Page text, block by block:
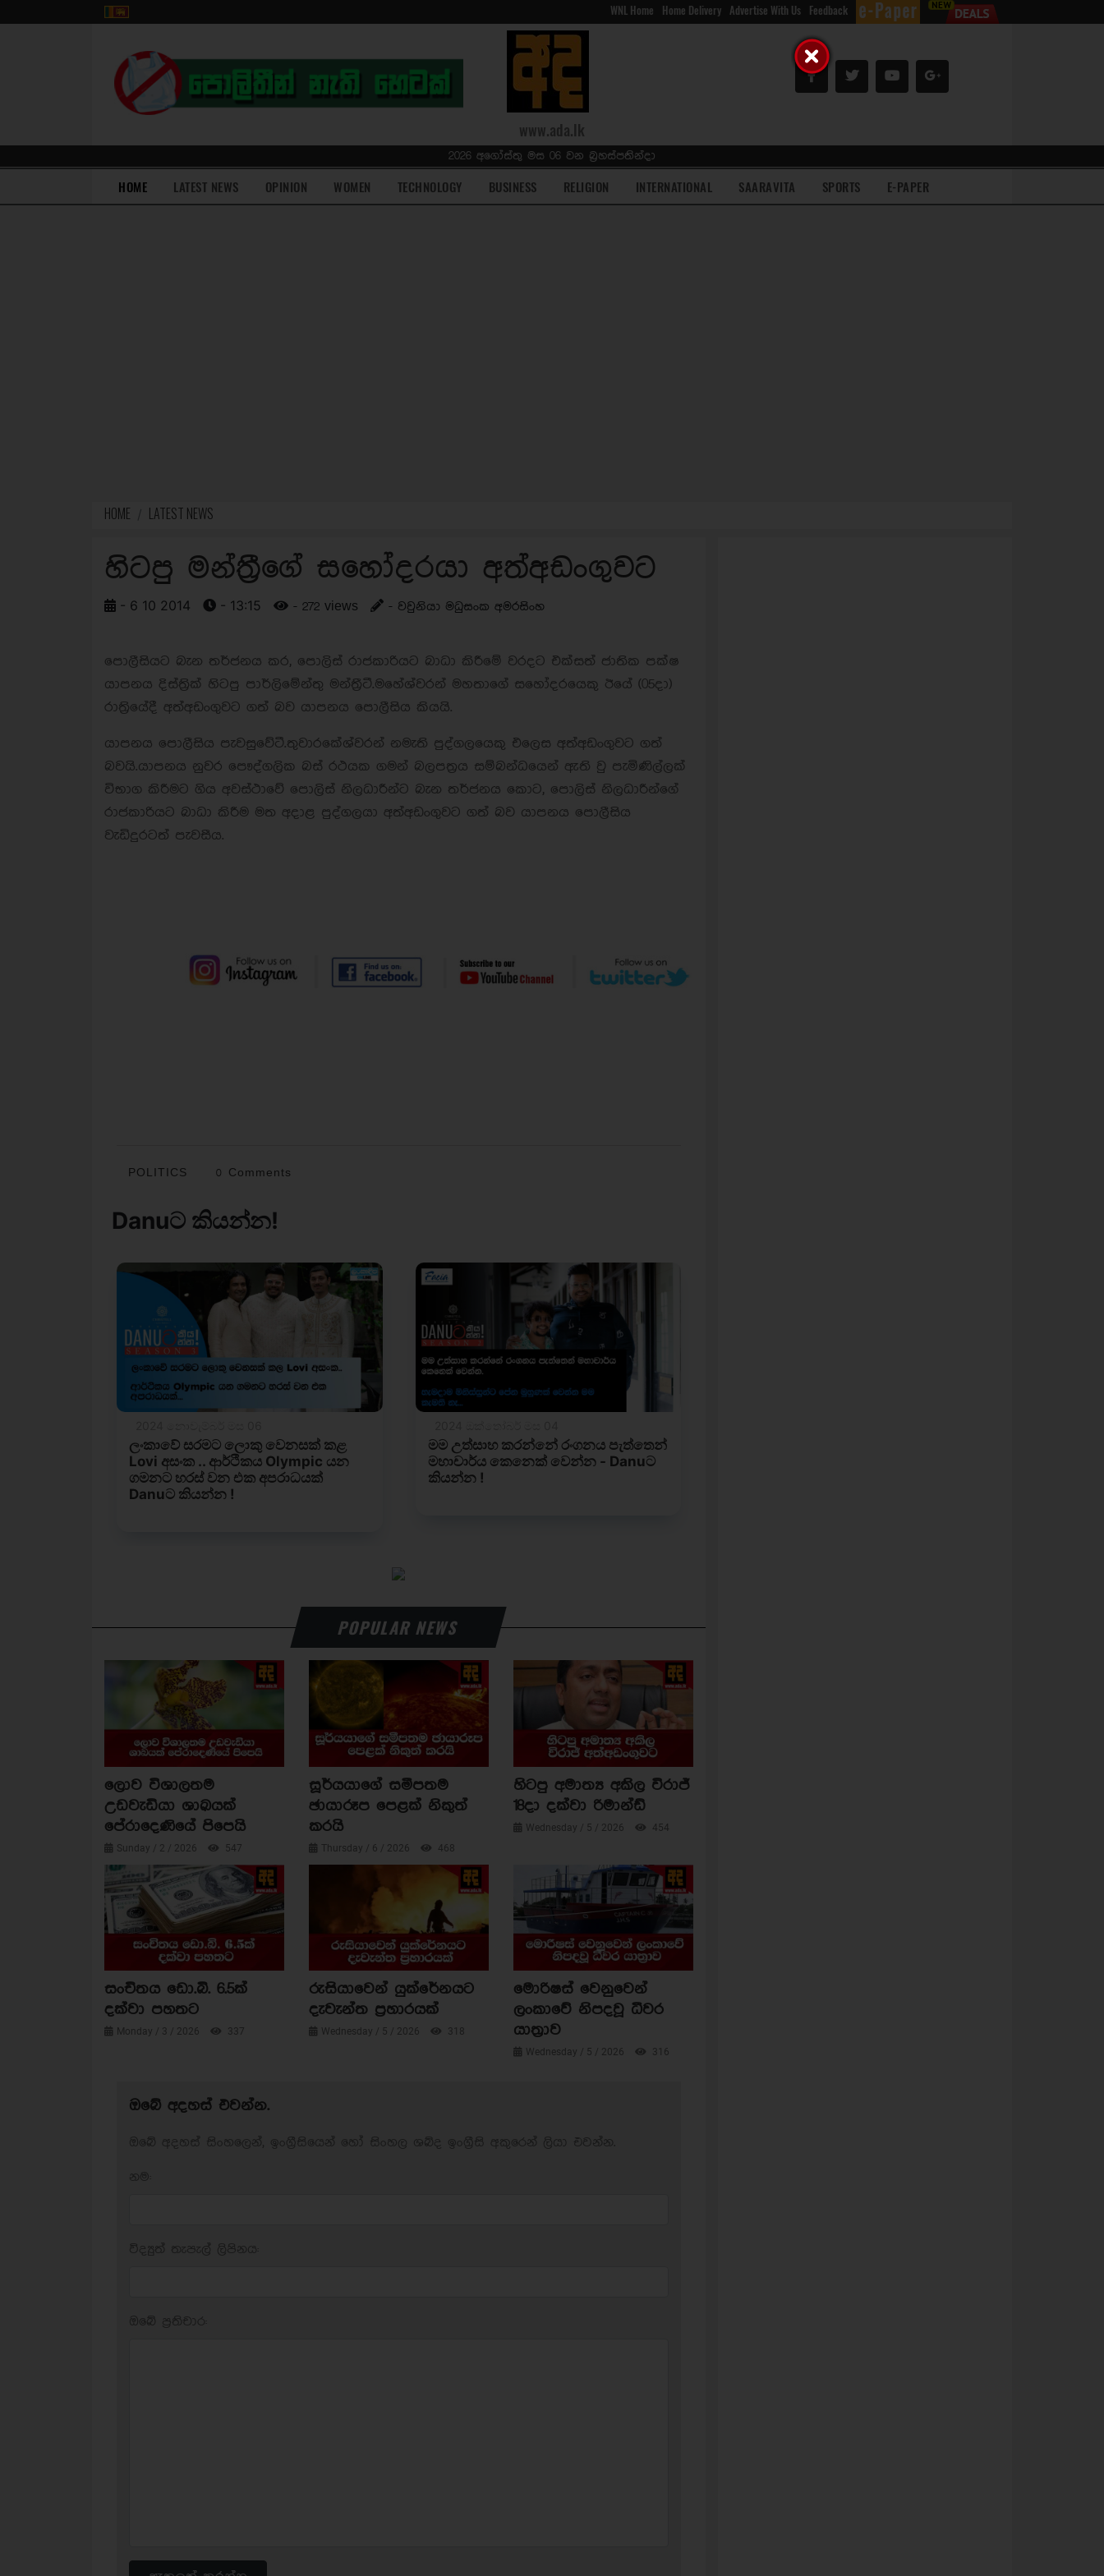
WNL Home Home Delivery Advertise With Us Feedback
www.ada.lk
2026 අගෝස්තු මස 06 වන බ්‍රහස්පතින්දා
HOME(current)LATEST NEWS OPINION WOMEN TECHNOLOGY BUSINESS RELIGION INTERNATIONAL SAARAVITA SPORTS E-PAPER
HOME LATEST NEWS
හිටපු මන්ත්‍රීගේ සහෝදරයා අත්අඩංගුවට
- 6 10 2014 - 13:15 - 272 views - වවුනියා මධුසංක අමරසිංහ
පොලීසියට බැන තර්ජනය කර, පොලිස් රාජකාරියට බාධා කිරීමේ වරදට එක්සත් ජාතික පක්ෂ
යාපනය දිස්ත්‍රික් හිටපු පාර්ලිමේන්තු මන්ත්‍රීටී.මහේශ්වරන් මහතාගේ සහෝදරයෙකු ඊයේ (05දා)
රාත්‍රියේදී අත්අඩංගුවට ගත් බව යාපනය පොලීසිය කියයි.
යාපනය පොලීසිය පැවසුවේටී.තුවාරකේශ්වරන් නමැති පුද්ගලයෙකු එලෙස අත්අඩංගුවට ගත්
බවයි.යාපනය නුවර පෞද්ගලික බස් රථයක ගමන් බලපත්‍රය සම්බන්ධයෙන් ඇති වු පැමිණිල්ලක්
විභාග කිරීමට ගිය අවස්ථාවේ පොලිස් නිලධාරීන්ට බැන තර්ජනය කොට, පොලිස් නිලධාරීන්ගේ
රාජකාරියට බාධා කිරීම මත අදාළ පුද්ගලයා අත්අඩංගුවට ගත් බව යාපනය පොලීසිය
වැඩිදුරටත් පැවසීය.
POLITICS 0 Comments
POPULAR NEWS
ලොව විශාලතම
උඩවැඩියා ශාඛයක්
පේරාදෙණියේ පිපෙයි
Sunday / 2 / 2026 547
සූර්යයාගේ සමීපතම
ඡායාරූප පෙළක් නිකුත්
කරයි
Thursday / 6 / 2026 468
හිටපු අමාත්‍ය අකිල විරාජ්
18දා දක්වා රිමාන්ඩ්
Wednesday / 5 / 2026 454
සංචිතය ඩො.බි. 6.5ක්
දක්වා පහතට
Monday / 3 / 2026 337
රුසියාවෙන් යුක්රේනයට
දැවැන්ත ප්‍රහාරයක්
Wednesday / 5 / 2026 318
මොරිෂස් වෙනුවෙන්
ලංකාවේ නිපදවූ ධීවර
යාත්‍රාව
Wednesday / 5 / 2026 316
ඔබේ අදහස් එවන්න.